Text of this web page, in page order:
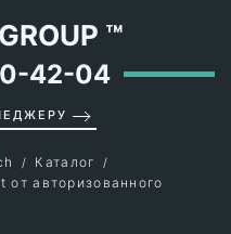
™
42-04
Каталог
авторизованного